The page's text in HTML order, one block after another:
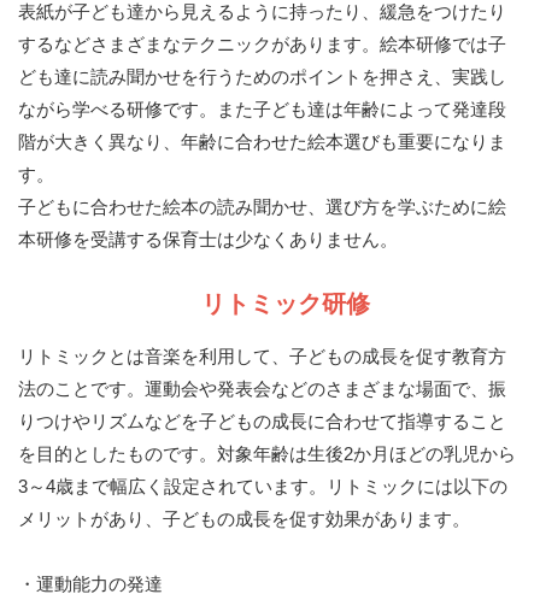
表紙が子ども達から見えるように持ったり、緩急をつけたり
するなどさまざまなテクニックがあります。絵本研修では子
ども達に読み聞かせを行うためのポイントを押さえ、実践し
ながら学べる研修です。また子ども達は年齢によって発達段
階が大きく異なり、年齢に合わせた絵本選びも重要になりま
す。
子どもに合わせた絵本の読み聞かせ、選び方を学ぶために絵
本研修を受講する保育士は少なくありません。
リトミック研修
リトミックとは音楽を利用して、子どもの成長を促す教育方
法のことです。運動会や発表会などのさまざまな場面で、振
りつけやリズムなどを子どもの成長に合わせて指導すること
を目的としたものです。対象年齢は生後2か月ほどの乳児から
3～4歳まで幅広く設定されています。リトミックには以下の
メリットがあり、子どもの成長を促す効果があります。
・運動能力の発達